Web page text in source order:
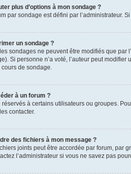
plus d’options à mon sondage ?
par sondage est défini par l’administrateur.
un sondage ?
sondages ne peuvent être modifiés que
Si personne n’a voté, l’auteur peut
de sondage.
à un forum ?
à certains utilisateurs ou groupes.
contacter.
des fichiers à mon message ?
joints peut être accordée par forum, par
l’administrateur si vous ne savez pas